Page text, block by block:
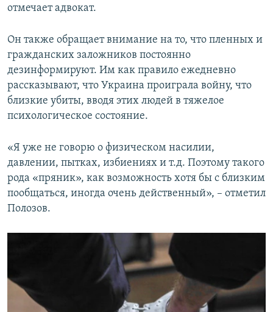
отмечает адвокат.
Он также обращает внимание на то, что пленных и
гражданских заложников постоянно
дезинформируют. Им как правило ежедневно
рассказывают, что Украина проиграла войну, что
близкие убиты, вводя этих людей в тяжелое
психологическое состояние.
«Я уже не говорю о физическом насилии,
давлении, пытках, избиениях и т.д. Поэтому такого
рода «пряник», как возможность хотя бы с близким
пообщаться, иногда очень действенный», – отметил
Полозов.